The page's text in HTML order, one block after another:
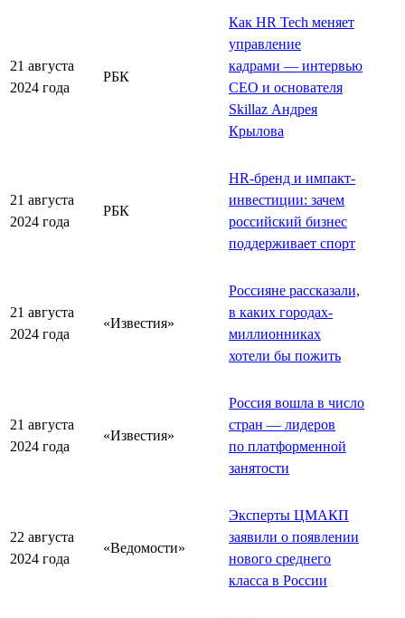
21 августа
2024 года
РБК
Как HR Tech меняет
управление
кадрами — интервью
CEO и основателя
Skillaz Андрея
Крылова
21 августа
2024 года
РБК
HR-бренд и импакт-
инвестиции: зачем
российский бизнес
поддерживает спорт
21 августа
2024 года
«Известия»
Россияне рассказали,
в каких городах-
миллионниках
хотели бы пожить
21 августа
2024 года
«Известия»
Россия вошла в число
стран — лидеров
по платформенной
занятости
22 августа
2024 года
«Ведомости»
Эксперты ЦМАКП
заявили о появлении
нового среднего
класса в России